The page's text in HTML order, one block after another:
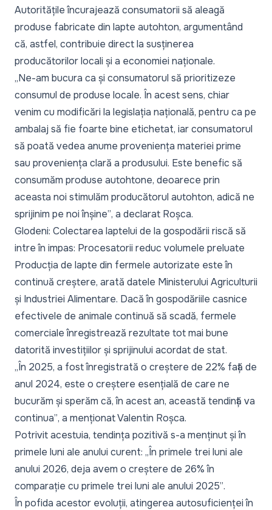
Autoritățile încurajează consumatorii să aleagă
produse fabricate din lapte autohton, argumentând
că, astfel, contribuie direct la susținerea
producătorilor locali și a economiei naționale.
„Ne-am bucura ca și consumatorul să prioritizeze
consumul de produse locale. În acest sens, chiar
venim cu modificări la legislația națională, pentru ca pe
ambalaj să fie foarte bine etichetat, iar consumatorul
să poată vedea anume proveniența materiei prime
sau proveniența clară a produsului. Este benefic să
consumăm produse autohtone, deoarece prin
aceasta noi stimulăm producătorul autohton, adică ne
sprijinim pe noi înșine”, a declarat Roșca.
Glodeni: Colectarea laptelui de la gospodării riscă să
intre în impas: Procesatorii reduc volumele preluate
Producția de lapte din fermele autorizate este în
continuă creștere, arată datele Ministerului Agriculturii
și Industriei Alimentare. Dacă în gospodăriile casnice
efectivele de animale continuă să scadă, fermele
comerciale înregistrează rezultate tot mai bune
datorită investițiilor și sprijinului acordat de stat.
„În 2025, a fost înregistrată o creștere de 22% față de
anul 2024, este o creștere esențială de care ne
bucurăm și sperăm că, în acest an, această tendință va
continua”, a menționat Valentin Roșca.
Potrivit acestuia, tendința pozitivă s-a menținut și în
primele luni ale anului curent: „În primele trei luni ale
anului 2026, deja avem o creștere de 26% în
comparație cu primele trei luni ale anului 2025”.
În pofida acestor evoluții, atingerea autosuficienței în